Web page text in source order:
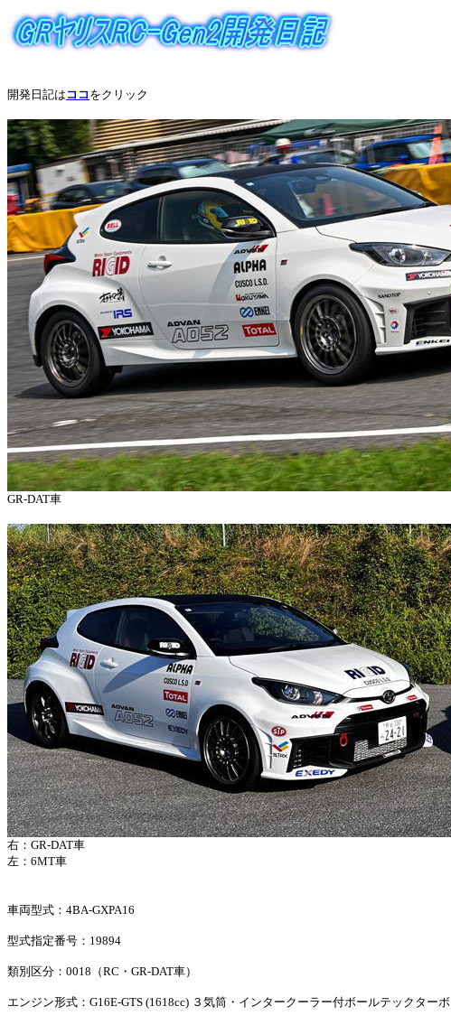
開発日記は ココ をクリック
GR-DAT車
右：GR-DAT車
左：6MT車
車両型式：4BA-GXPA16
型式指定番号：19894
類別区分：0018（RC・GR-DAT車）
エンジン形式：G16E-GTS (1618cc) ３気筒・インタークーラー付ボールテックターボ